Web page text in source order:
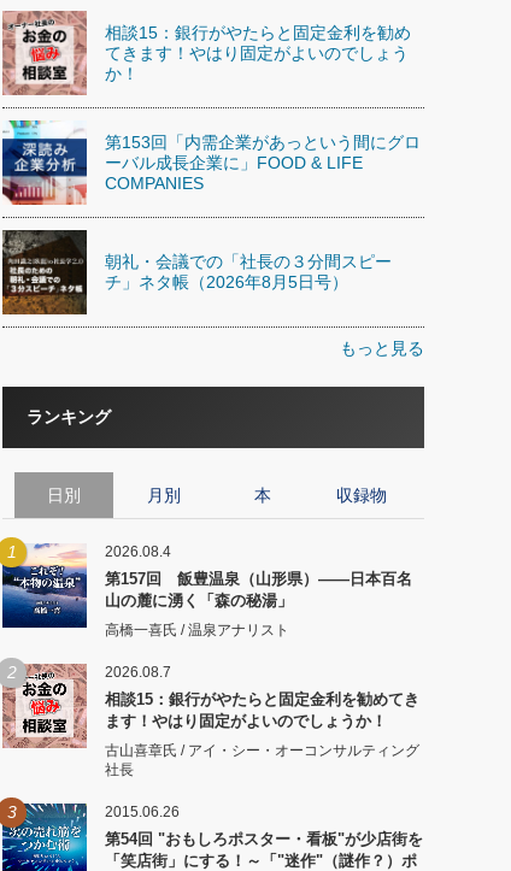
相談15：銀行がやたらと固定金利を勧め
てきます！やはり固定がよいのでしょう
か！
第153回「内需企業があっという間にグロ
ーバル成長企業に」FOOD & LIFE
COMPANIES
朝礼・会議での「社長の３分間スピー
チ」ネタ帳（2026年8月5日号）
もっと見る
ランキング
日別 月別 本 収録物
1 2026.08.4
第157回 飯豊温泉（山形県）――日本百名
山の麓に湧く「森の秘湯」
高橋一喜氏 / 温泉アナリスト
2 2026.08.7
相談15：銀行がやたらと固定金利を勧めてき
ます！やはり固定がよいのでしょうか！
古山喜章氏 / アイ・シー・オーコンサルティング
社長
3 2015.06.26
第54回 "おもしろポスター・看板"が少店街を
「笑店街」にする！～「"迷作"（謎作？）ポ